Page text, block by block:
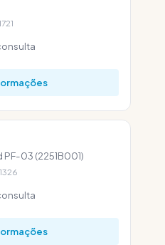
03 (2251B001)